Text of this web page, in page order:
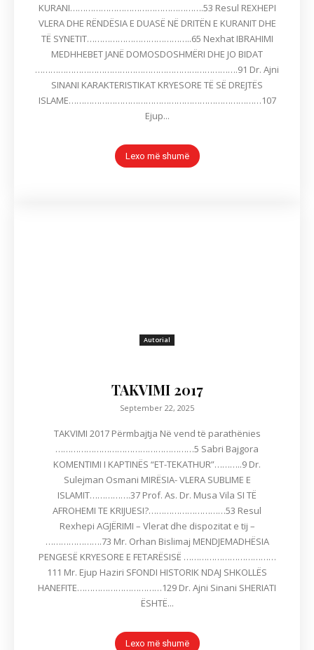
KURANI…………………………………………….53 Resul REXHEPI
VLERA DHE RËNDËSIA E DUASË NË DRITËN E KURANIT DHE
TË SYNETIT…………………………………..65 Nexhat IBRAHIMI
MEDHHEBET JANË DOMOSDOSHMËRI DHE JO BIDAT
…………………………………………………………………….91 Dr. Ajni
SINANI KARAKTERISTIKAT KRYESORE TË SË DREJTËS
ISLAME…………………………………………………………………107
Ejup...
Lexo më shumë
Autorial
TAKVIMI 2017
September 22, 2025
TAKVIMI 2017 Përmbajtja Në vend të parathënies
………………………………………………5 Sabri Bajgora
KOMENTIMI I KAPTINËS “ET-TEKATHUR”………..9 Dr.
Sulejman Osmani MIRËSIA- VLERA SUBLIME E
ISLAMIT…………….37 Prof. As. Dr. Musa Vila SI TË
AFROHEMI TE KRIJUESI?…………………………53 Resul
Rexhepi AGJËRIMI – Vlerat dhe dispozitat e tij –
………………….73 Mr. Orhan Bislimaj MENDJEMADHËSIA
PENGESË KRYESORE E FETARËSISË ………………………………
111 Mr. Ejup Haziri SFONDI HISTORIK NDAJ SHKOLLËS
HANEFITE……………………………129 Dr. Ajni Sinani SHERIATI
ËSHTË...
Lexo më shumë